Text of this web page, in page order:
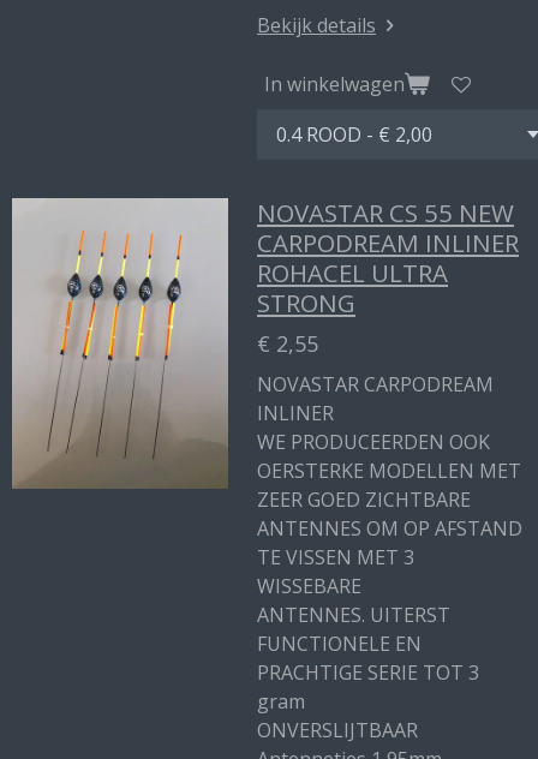
Bekijk details
In winkelwagen
NOVASTAR CS 55 NEW
CARPODREAM INLINER
ROHACEL ULTRA
STRONG
€ 2,55
NOVASTAR CARPODREAM
INLINER
WE PRODUCEERDEN OOK
OERSTERKE MODELLEN MET
ZEER GOED ZICHTBARE
ANTENNES OM OP AFSTAND
TE VISSEN MET 3
WISSEBARE
ANTENNES. UITERST
FUNCTIONELE EN
PRACHTIGE SERIE TOT 3
gram
ONVERSLIJTBAAR